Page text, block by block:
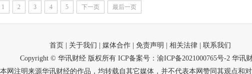
1 2 3 4 5 下一页 最后一页
首页 | 关于我们 | 媒体合作 | 免责声明 | 相关法律
| 联系我们
Copyright © 华讯财经 版权所有 ICP备案号：渝ICP备2021000765号-2 华讯
网注明来源华讯财经的作品，均转载自其它媒体，并不代表本网赞同其观点和对